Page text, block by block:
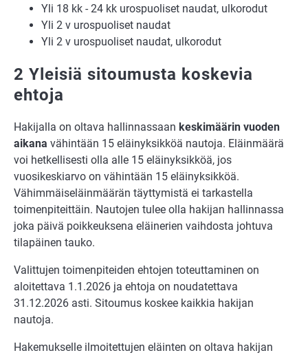
Yli 18 kk - 24 kk urospuoliset naudat, ulkorodut
Yli 2 v urospuoliset naudat
Yli 2 v urospuoliset naudat, ulkorodut
2 Yleisiä sitoumusta koskevia
ehtoja
Hakijalla on oltava hallinnassaan keskimäärin vuoden
aikana vähintään 15 eläinyksikköä nautoja. Eläinmäärä
voi hetkellisesti olla alle 15 eläinyksikköä, jos
vuosikeskiarvo on vähintään 15 eläinyksikköä.
Vähimmäiseläinmäärän täyttymistä ei tarkastella
toimenpiteittäin. Nautojen tulee olla hakijan hallinnassa
joka päivä poikkeuksena eläinerien vaihdosta johtuva
tilapäinen tauko.
Valittujen toimenpiteiden ehtojen toteuttaminen on
aloitettava 1.1.2026 ja ehtoja on noudatettava
31.12.2026 asti. Sitoumus koskee kaikkia hakijan
nautoja.
Hakemukselle ilmoitettujen eläinten on oltava hakijan